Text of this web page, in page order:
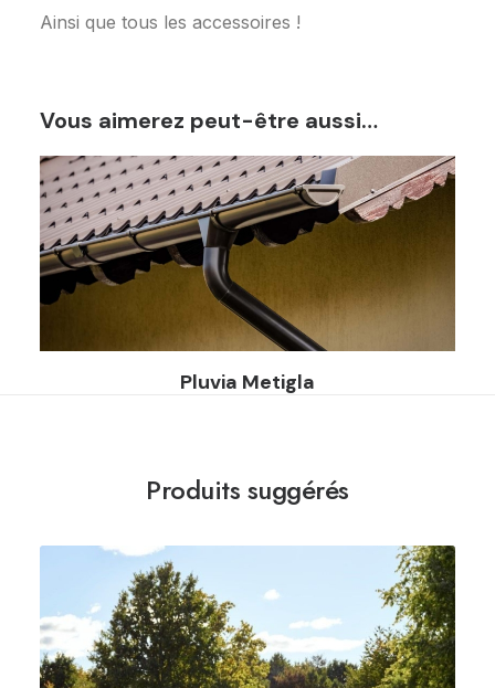
Ainsi que tous les accessoires !
Vous aimerez peut-être aussi…
Pluvia Metigla
Produits suggérés